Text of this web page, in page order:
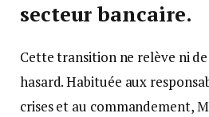
secteur bancaire.
Cette transition ne relève ni
hasard. Habituée aux
crises et au commandement,